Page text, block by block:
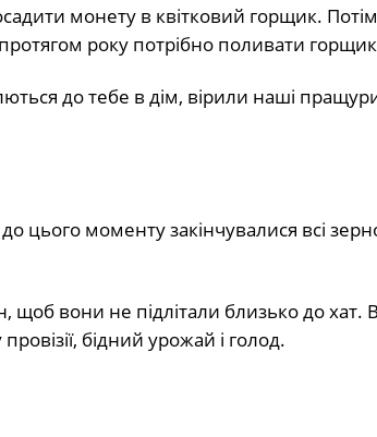
монету в квітковий горщик.
року потрібно поливати
до тебе в дім, вірили наші
моменту закінчувалися всі
щоб вони не підлітали близько до
бідний урожай і голод.